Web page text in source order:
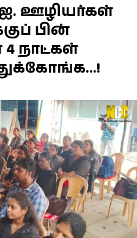
ஊழியர்கள்
பின்
நாட்கள்